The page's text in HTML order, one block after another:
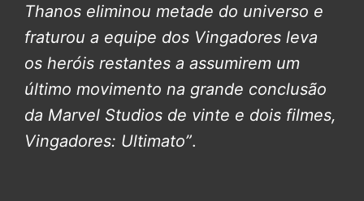
Thanos eliminou metade do universo e
fraturou a equipe dos Vingadores leva
os heróis restantes a assumirem um
último movimento na grande conclusão
da Marvel Studios de vinte e dois filmes,
Vingadores: Ultimato”.